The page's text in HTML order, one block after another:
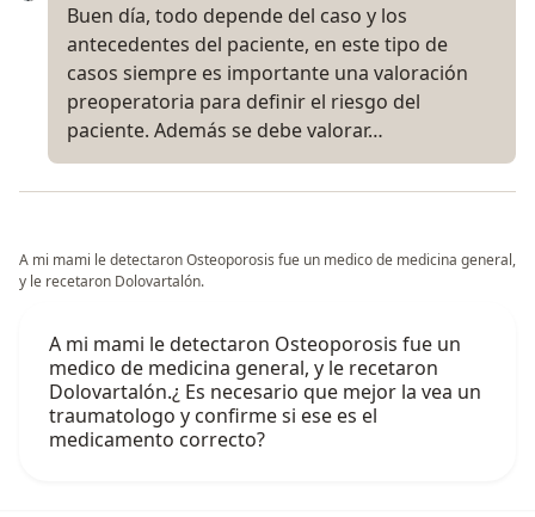
Buen día, todo depende del caso y los
antecedentes del paciente, en este tipo de
casos siempre es importante una valoración
preoperatoria para definir el riesgo del
paciente. Además se debe valorar…
A mi mami le detectaron Osteoporosis fue un medico de medicina general,
y le recetaron Dolovartalón.
A mi mami le detectaron Osteoporosis fue un
medico de medicina general, y le recetaron
Dolovartalón.¿ Es necesario que mejor la vea un
traumatologo y confirme si ese es el
medicamento correcto?